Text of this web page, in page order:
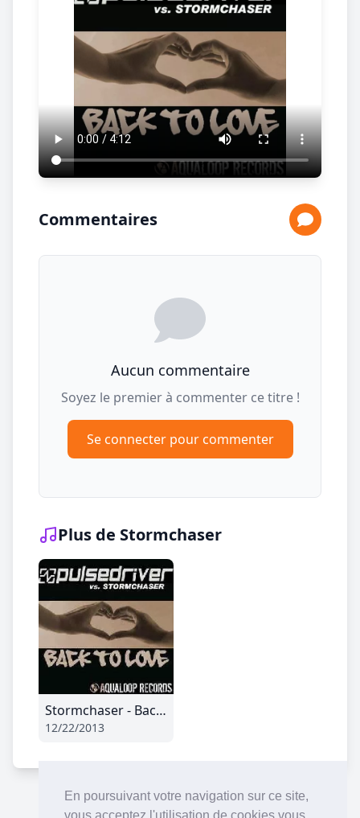
En poursuivant votre navigation sur ce site,
Commentaires
Aucun commentaire
Soyez le premier à commenter ce titre !
Se connecter pour commenter
Plus de Stormchaser
Stormchaser - Back To Love (Impulsive Drive Edit)
12/22/2013